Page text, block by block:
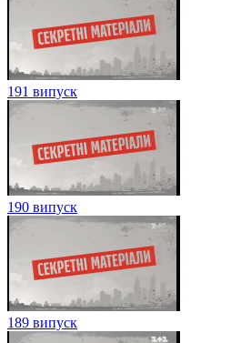
191 випуск
190 випуск
189 випуск